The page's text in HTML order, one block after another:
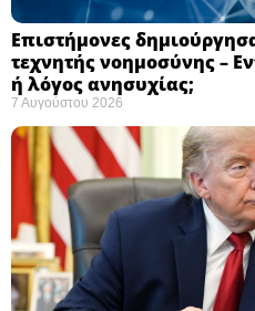
Επιστήμονες
τεχνητής νοημοσύνης –
ή λόγος ανησυχίας; ​
7 Αυγούστου 2026